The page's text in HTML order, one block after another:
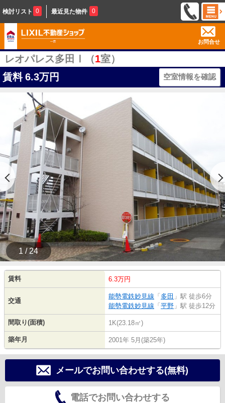
検討リスト 0 最近見た物件 0
お問合せ
レオパレス多田Ⅰ（1室）
賃料 6.3万円 空室情報を確認
1 / 24
賃料 6.3万円
交通
能勢電鉄妙見線 「 多田 」駅 徒歩6分
能勢電鉄妙見線 「 平野 」駅 徒歩12分
間取り(面積) 1K(23.18㎡)
築年月 2001年 5月(築25年)
メールでお問い合わせする(無料)
電話でお問い合わせする